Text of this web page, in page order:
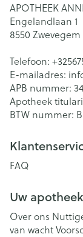
APOTHEEK
Engelandlaan 1
8550 Zwevegem
Telefoon:
E-mailadres:
APB nummer:
Apotheek
BTW nummer:
FAQ
Uw apotheek
Over ons
van wacht